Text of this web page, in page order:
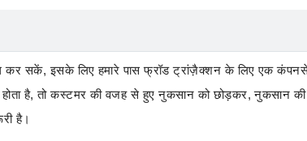
कर सकें, इसके लिए हमारे पास फ्रॉड ट्रांज़ैक्शन के लिए एक
है, तो कस्टमर की वजह से हुए नुकसान को छोड़कर, नुकसान की
है।